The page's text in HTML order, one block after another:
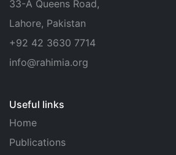
33-A Queens Road,
Lahore, Pakistan
+92 42 3630 7714
info@rahimia.org
Useful links
Home
Publications